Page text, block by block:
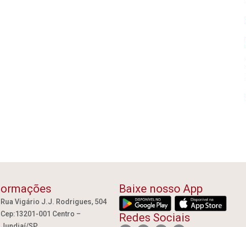
Rua Vigário J.J. Rodrigues, 504
Cep:13201-001 Centro –
Baixe nosso App
Redes Sociais